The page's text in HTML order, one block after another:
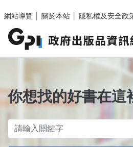
網站導覽
關於本站 隱私權及安全政
你想找的好書在這